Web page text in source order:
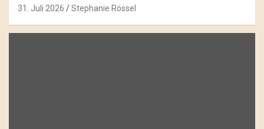
31. Juli 2026 Stephanie Rössel